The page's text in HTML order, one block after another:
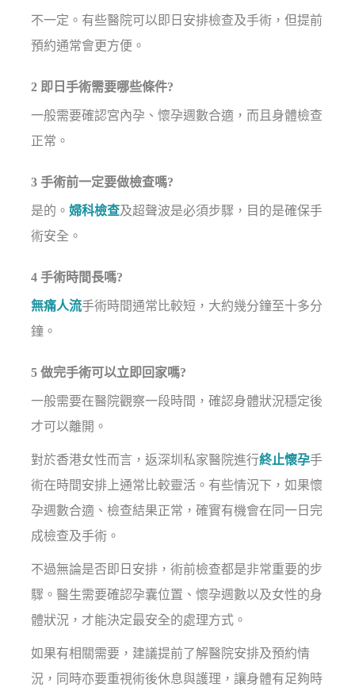
不一定。有些醫院可以即日安排檢查及手術，但提前
預約通常會更方便。
2 即日手術需要哪些條件?
一般需要確認宮內孕、懷孕週數合適，而且身體檢查
正常。
3 手術前一定要做檢查嗎?
是的。婦科檢查及超聲波是必須步驟，目的是確保手
術安全。
4 手術時間長嗎?
無痛人流手術時間通常比較短，大約幾分鐘至十多分
鐘。
5 做完手術可以立即回家嗎?
一般需要在醫院觀察一段時間，確認身體狀況穩定後
才可以離開。
對於香港女性而言，返深圳私家醫院進行終止懷孕手
術在時間安排上通常比較靈活。有些情況下，如果懷
孕週數合適、檢查結果正常，確實有機會在同一日完
成檢查及手術。
不過無論是否即日安排，術前檢查都是非常重要的步
驟。醫生需要確認孕囊位置、懷孕週數以及女性的身
體狀況，才能決定最安全的處理方式。
如果有相關需要，建議提前了解醫院安排及預約情
況，同時亦要重視術後休息與護理，讓身體有足夠時